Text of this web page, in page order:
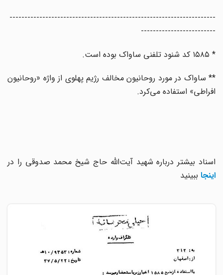
---------------------------------------------------------------------
-------------------------
** ساواک در مورد روحانیون مخالف رژیم پهلوی از واژه «روحانیون
افراطی» استفاده می‌کرد.
اسناد بیشتر درباره شهید آیت‌الله‌ حاج شیخ‌ محمد صدوقی را در
اینجاببینید